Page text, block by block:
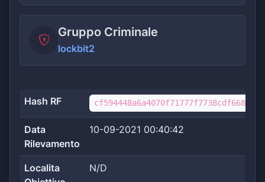
Gruppo Criminale
lockbit2
Hash RF
Data
Rilevamento
10-09-2021 00:40:42
Localita
N/D